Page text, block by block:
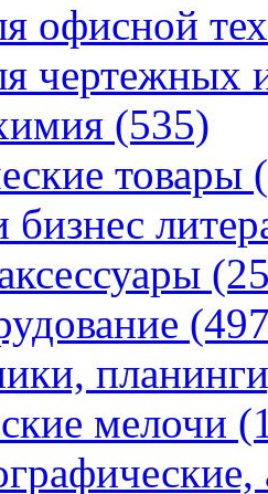
офисной
чертежных
(535)
товары
бизнес
мелочи